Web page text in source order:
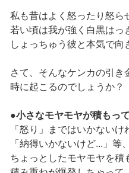
私も昔はよく怒ったり怒ら
若い頃は我が強く白黒はっ
しょっちゅう彼と本気で向
さて、そんなケンカの引き
時に起こるのでしょうか？
●小さなモヤモヤが積もっ
「怒り」まではいかないけ
「納得いかないけど...」等、
ちょっとしたモヤモヤを積